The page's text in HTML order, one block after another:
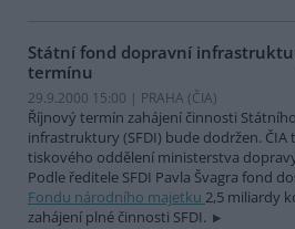
Státní fond dopravní
termínu
29.9.2000 15:00 | PRAHA (ČIA)
Říjnový termín zahájení činnosti
infrastruktury (SFDI) bude dodržen. ČIA
tiskového oddělení ministerstva
Podle ředitele SFDI Pavla Švagra fond
Fondu národního majetku 2,5 miliardy
zahájení plné činnosti SFDI.